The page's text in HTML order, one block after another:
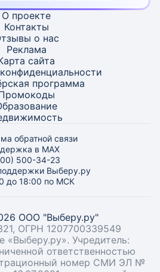
О проекте
Контакты
о нас
Реклама
сайта
программа
обратной связи
в MAX
500-34-23
Выберу.ру
до 18:00 по МСК
ООО "Выберу.ру"
ОГРН 1207700339549
«Выберу.ру». Учредитель:
ответственностью
номер СМИ ЭЛ №